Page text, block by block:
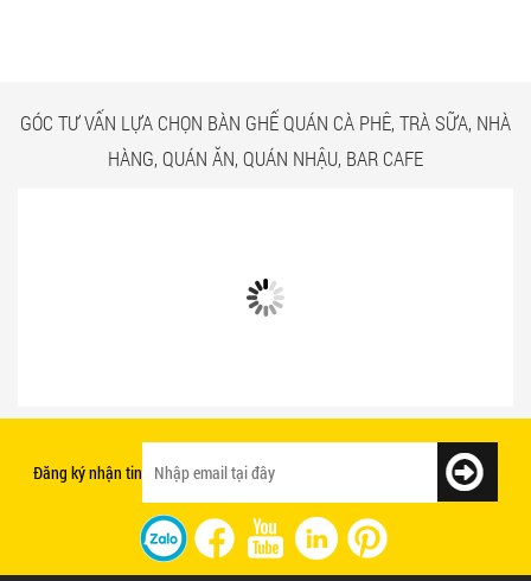
GÓC TƯ VẤN LỰA CHỌN BÀN GHẾ QUÁN CÀ PHÊ, TRÀ SỮA, NHÀ
HÀNG, QUÁN ĂN, QUÁN NHẬU, BAR CAFE
Đăng ký nhận tin